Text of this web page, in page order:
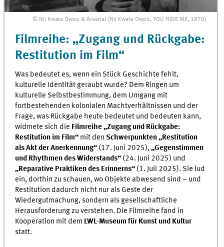
© Nii Kwate Owoo & Arsenal (Nii Kwate Owoo, YOU HIDE ME, 1970)
Filmreihe: „Zugang und Rückgabe:
Restitution im Film“
Was bedeutet es, wenn ein Stück Geschichte fehlt,
kulturelle Identität geraubt wurde? Dem Ringen um
kulturelle Selbstbestimmung, dem Umgang mit
fortbestehenden kolonialen Machtverhältnissen und der
Frage, was Rückgabe heute bedeutet und bedeuten kann,
widmete sich die Filmreihe „Zugang und Rückgabe:
Restitution im Film“ mit denSchwerpunkten „Restitution
als Akt der Anerkennung“ (17. Juni 2025),„Gegenstimmen
und Rhythmen des Widerstands“ (24. Juni 2025) und
„Reparative Praktiken des Erinnerns“ (1. Juli 2025). Sie lud
ein, dorthin zu schauen, wo Objekte abwesend sind – und
Restitution dadurch nicht nur als Geste der
Wiedergutmachung, sondern als gesellschaftliche
Herausforderung zu verstehen. Die Filmreihe fand in
Kooperation mit dem LWL-Museum für Kunst und Kultur
statt.